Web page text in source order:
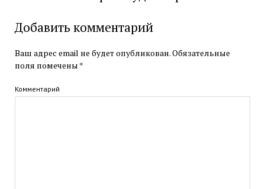
Добавить комментарий
Ваш адрес email не будет опубликован.Обязательные
поля помечены *
Комментарий